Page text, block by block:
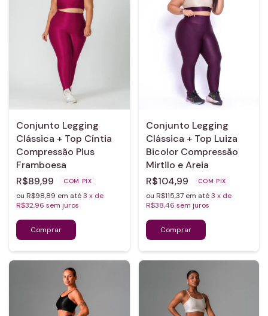
Conjunto Legging
Clássica + Top Cíntia
Compressão Plus
Framboesa
R$89,99
COM PIX
ou R$98,89 em até3 x de
R$32,96 sem juros
Conjunto Legging
Clássica + Top Luiza
Bicolor Compressão
Mirtilo e Areia
R$104,99
COM PIX
ou R$115,37 em até3 x de
R$38,46 sem juros